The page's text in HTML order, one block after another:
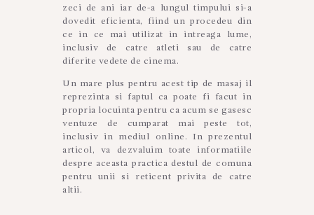
zeci de ani iar de-a lungul timpului si-a
dovedit eficienta, fiind un procedeu din
ce in ce mai utilizat in intreaga lume,
inclusiv de catre atleti sau de catre
diferite vedete de cinema.
Un mare plus pentru acest tip de masaj il
reprezinta si faptul ca poate fi facut in
propria locuinta pentru ca acum se gasesc
ventuze de cumparat mai peste tot,
inclusiv in mediul online. In prezentul
articol, va dezvaluim toate informatiile
despre aceasta practica destul de comuna
pentru unii si reticent privita de catre
altii.